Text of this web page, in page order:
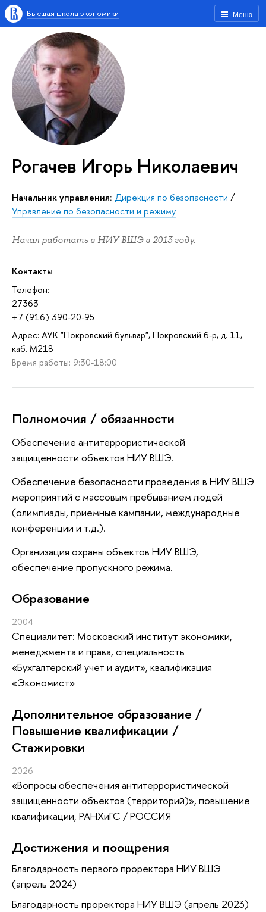
Меню
Высшая школа экономики
Рогачев Игорь Николаевич
Начальник управления: Дирекция по безопасности /
Управление по безопасности и режиму
Начал работать в НИУ ВШЭ в 2013 году.
Контакты
Телефон:
27363
+7 (916) 390-20-95
Адрес: АУК "Покровский бульвар", Покровский б-р, д. 11,
каб. M218
Время работы: 9:30-18:00
Полномочия / обязанности
Обеспечение антитеррористической
защищенности объектов НИУ ВШЭ.
Обеспечение безопасности проведения в НИУ ВШЭ
мероприятий с массовым пребыванием людей
(олимпиады, приемные кампании, международные
конференции и т.д.).
Организация охраны объектов НИУ ВШЭ,
обеспечение пропускного режима.
Oбразование
2004
Специалитет: Московский институт экономики,
менеджмента и права, специальность
«Бухгалтерский учет и аудит», квалификация
«Экономист»
Дополнительное образование /
Повышение квалификации /
Стажировки
2026
«Вопросы обеспечения антитеррористической
защищенности объектов (территорий)», повышение
квалификации, РАНХиГС / РОССИЯ
Достижения и поощрения
Благодарность первого проректора НИУ ВШЭ
(апрель 2024)
Благодарность проректора НИУ ВШЭ (апрель 2023)